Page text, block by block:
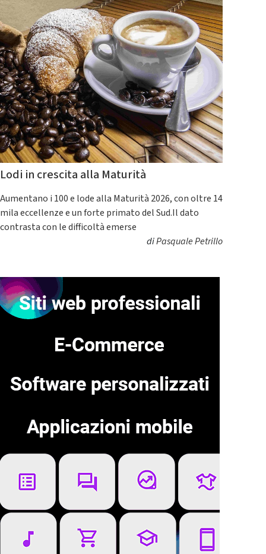
Lodi in crescita alla Maturità
Aumentano i 100 e lode alla Maturità 2026, con oltre 14
mila eccellenze e un forte primato del Sud.Il dato
contrasta con le difficoltà emerse
diPasquale Petrillo